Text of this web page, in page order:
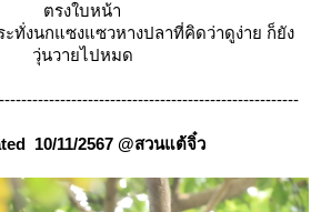
ตรงใบหน้า
ทั่งนกแซงแซวหางปลาที่คิดว่าดูง่าย ก็ยัง
วุ่นวายไปหมด
10/11/2567 @สวนแต้จิ๋ว